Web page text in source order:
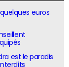
euros
est le paradis